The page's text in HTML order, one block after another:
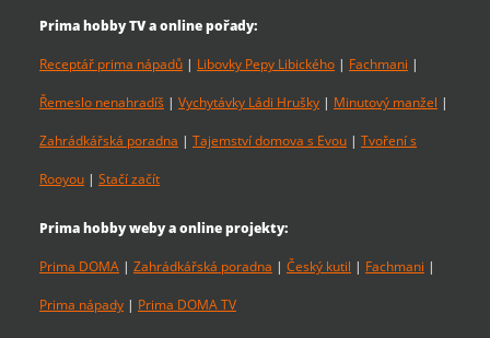
Prima hobby TV a online pořady:
Receptář prima nápadů | Libovky Pepy Libického | Fachmani |
Řemeslo nenahradíš | Vychytávky Ládi Hrušky | Minutový manžel |
Zahrádkářská poradna | Tajemství domova s Evou | Tvoření s
Rooyou | Stačí začít
Prima hobby weby a online projekty:
Prima DOMA | Zahrádkářská poradna | Český kutil | Fachmani |
Prima nápady | Prima DOMA TV